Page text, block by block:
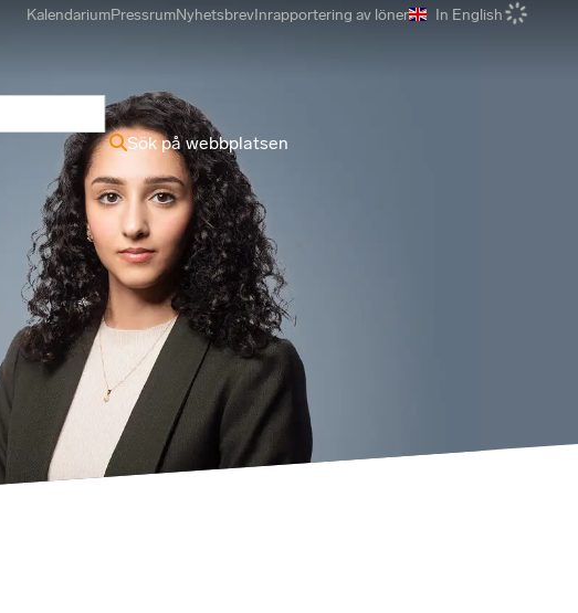
KalendariumPressrumNyhetsbrevInrapportering av löner In English
Sök på webbplatsen